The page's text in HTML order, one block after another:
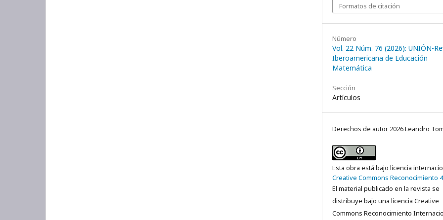
Formatos de citación
Número
Vol. 22 Núm. 76 (2026): UNIÓN-
Iberoamericana de Educación
Matemática
Sección
Artículos
Derechos de autor 2026 Leandro
Esta obra está bajo licencia
Creative Commons Reconocimiento
El material publicado en la revista se
distribuye bajo una licencia Creative
Commons Reconocimiento